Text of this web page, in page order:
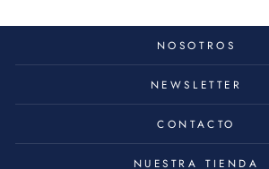
NOSOTROS
NEWSLETTER
CONTACTO
NUESTRA TIENDA